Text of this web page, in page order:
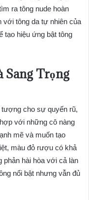
ra tông nude hoàn
với tông da tự nhiên của
tạo hiệu ứng bật tông
Sang Trọng
tượng cho sự quyến rũ,
với những cô nàng
mẽ và muốn tạo
màu đỏ rượu có khả
hài hòa với cả làn
nổi bật nhưng vẫn đủ